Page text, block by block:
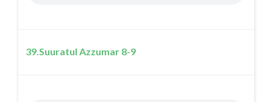
39.Suuratul Azzumar 8-9